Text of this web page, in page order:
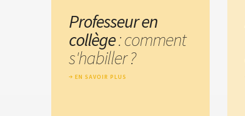
Professeur en
collège: comment
s'habiller ?
EN SAVOIR PLUS